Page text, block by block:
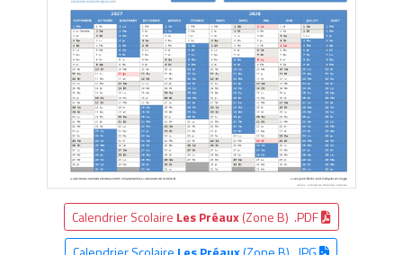
Calendrier Scolaire Les Préaux(Zone B) .PDF